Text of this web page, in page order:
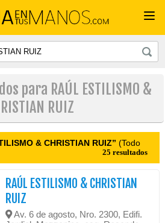
para RAÚL ESTILISMO &
RUIZ
& CHRISTIAN RUIZ” (Todo
25 resultados
RAÚL ESTILISMO & CHRISTIAN
RUIZ
Av. 6 de agosto, Nro. 2300, Edifi.